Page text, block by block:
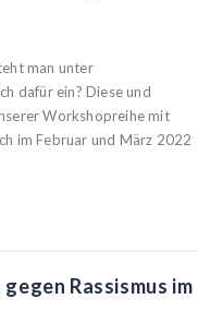
man unter
dafür ein? Diese und
Workshopreihe mit
im Februar und März 2022
Rassismus im